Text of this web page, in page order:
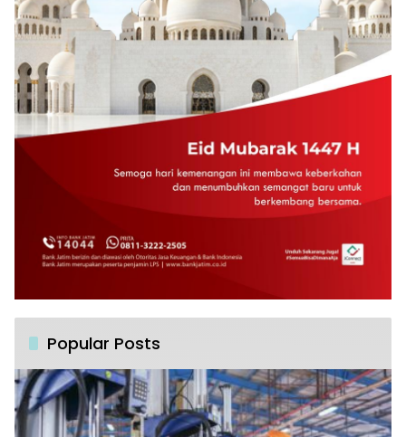
Popular Posts